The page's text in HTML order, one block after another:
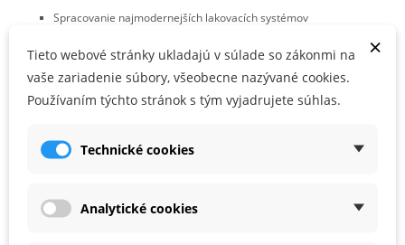
Spracovanie najmodernejších lakovacích systémov
Spracovanie najtvrdších podkladov
Spracovávanie plastov, minerálnych látok, akrylu, tmelu, plniva
pre RO 150, ES 150, ETS 150, ETS EC 150, LEX 150, WTS 150, HSK-
MULTI-JETSTREAM 2
×
Tieto webové stránky ukladajú v súlade so zákonmi na
vaše zariadenie súbory, všeobecne nazývané cookies.
Používaním týchto stránok s tým vyjadrujete súhlas.
Technické cookies
Analytické cookies